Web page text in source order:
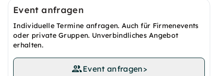
Event anfragen
Individuelle Termine anfragen. Auch für Firmenevents
oder private Gruppen. Unverbindliches Angebot
erhalten.
Event anfragen>